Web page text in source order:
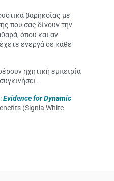
βαρηκοΐας με
που σας δίνουν την
όπου και αν
ενεργά σε κάθε
ηχητική εμπειρία
Evidence for Dynamic
(Signia White